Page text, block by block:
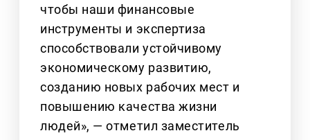
чтобы наши финансовые
инструменты и экспертиза
способствовали устойчивому
экономическому развитию,
созданию новых рабочих мест и
повышению качества жизни
людей», — отметил заместитель